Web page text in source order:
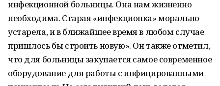
инфекционной больницы. Она нам жизненно
необходима. Старая «инфекционка» морально
устарела, и в ближайшее время в любом случае
пришлось бы строить новую». Он также отметил,
что для больницы закупается самое современное
оборудование для работы с инфицированными